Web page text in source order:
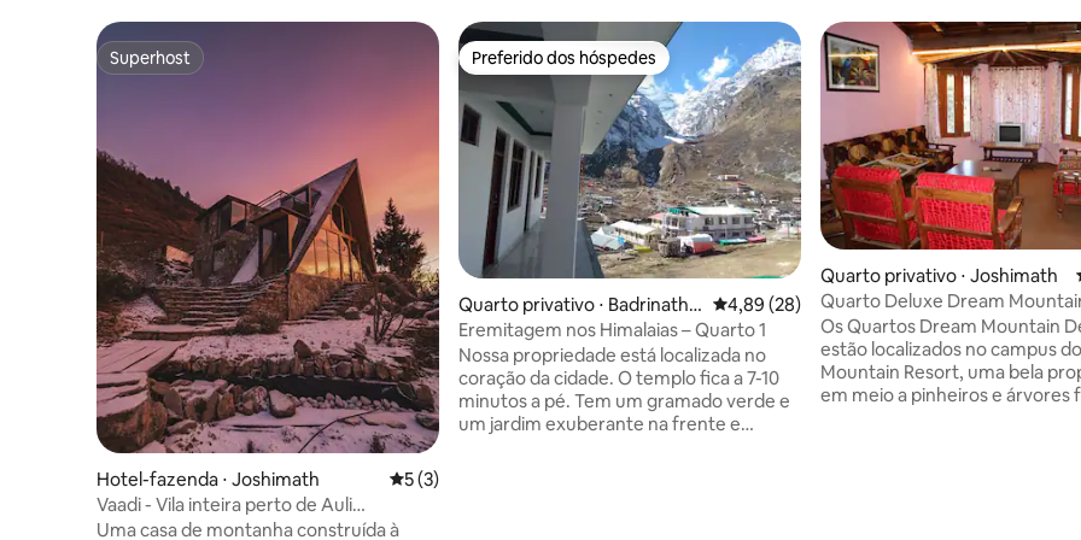
Superhost
Superhost
Hotel-fazenda ⋅ Joshimath 5 de uma avaliação média de 5, 3 avaliações
5 (3)
Vaadi - Vila inteira perto de Auli
Joshimath
Uma casa de montanha construída à
Preferido dos hóspedes
Preferido dos hóspedes
Quarto privativo ⋅ Badrinathp
uri
4,89 de uma avaliação média de 5, 28
4,89 (28)
Eremitagem nos Himalaias – Quarto 1
Nossa propriedade está localizada no
coração da cidade. O templo fica a 7-10
minutos a pé. Tem um gramado verde e
um jardim exuberante na frente e
Quarto privativo ⋅ Joshimath
Quarto Deluxe Dream
Joshimath
Os Quartos Dream Mountain
estão localizados no campus
Mountain Resort, uma bela
em meio a pinheiros e árvores